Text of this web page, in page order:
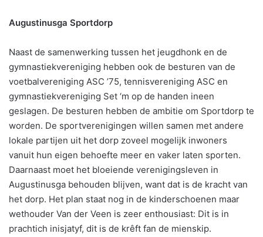
Augustinusga Sportdorp
Naast de samenwerking tussen het jeugdhonk en de
gymnastiekvereniging hebben ook de besturen van de
voetbalvereniging ASC ’75, tennisvereniging ASC en
gymnastiekvereniging Set ‘m op de handen ineen
geslagen. De besturen hebben de ambitie om Sportdorp te
worden. De sportverenigingen willen samen met andere
lokale partijen uit het dorp zoveel mogelijk inwoners
vanuit hun eigen behoefte meer en vaker laten sporten.
Daarnaast moet het bloeiende verenigingsleven in
Augustinusga behouden blijven, want dat is de kracht van
het dorp. Het plan staat nog in de kinderschoenen maar
wethouder Van der Veen is zeer enthousiast: Dit is in
prachtich inisjatyf, dit is de krêft fan de mienskip.